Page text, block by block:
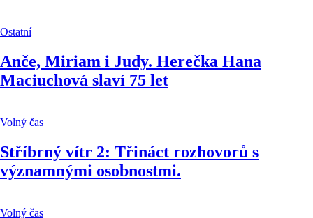
Ostatní
Anče, Miriam i Judy. Herečka Hana
Maciuchová slaví 75 let
Volný čas
Stříbrný vítr 2: Třináct rozhovorů s
významnými osobnostmi.
Volný čas